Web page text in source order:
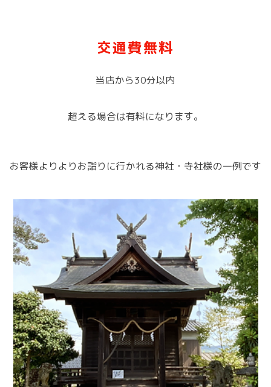
交通費無料
当店から30分以内
超える場合は有料になります。
お客様よりよりお詣りに行かれる神社・寺社様の一例です